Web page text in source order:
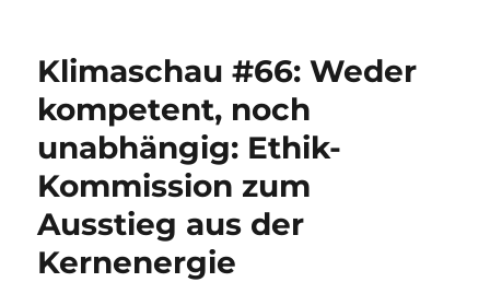
Klimaschau #66: Weder
kompetent, noch
unabhängig: Ethik-
Kommission zum
Ausstieg aus der
Kernenergie